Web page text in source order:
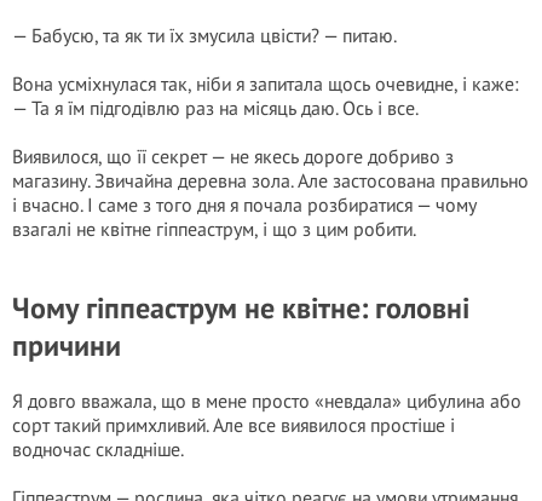
— Бабусю, та як ти їх змусила цвісти? — питаю.
Вона усміхнулася так, ніби я запитала щось очевидне, і каже:
— Та я їм підгодівлю раз на місяць даю. Ось і все.
Виявилося, що її секрет — не якесь дороге добриво з
магазину. Звичайна деревна зола. Але застосована правильно
і вчасно. І саме з того дня я почала розбиратися — чому
взагалі не квітне гіппеаструм, і що з цим робити.
Чому гіппеаструм не квітне: головні
причини
Я довго вважала, що в мене просто «невдала» цибулина або
сорт такий примхливий. Але все виявилося простіше і
водночас складніше.